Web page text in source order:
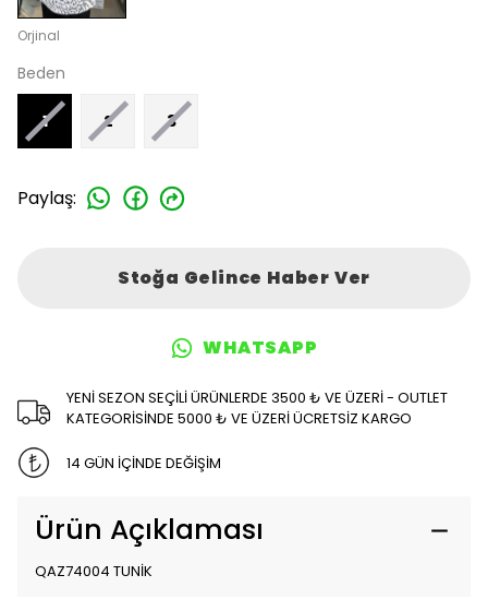
Orjinal
Beden
1 2 3
Paylaş:
Stoğa Gelince Haber Ver
WHATSAPP
YENİ SEZON SEÇİLİ ÜRÜNLERDE 3500 ₺ VE ÜZERİ - OUTLET
KATEGORİSİNDE 5000 ₺ VE ÜZERİ ÜCRETSİZ KARGO
14 GÜN İÇİNDE DEĞİŞİM
Ürün Açıklaması
QAZ74004 TUNİK